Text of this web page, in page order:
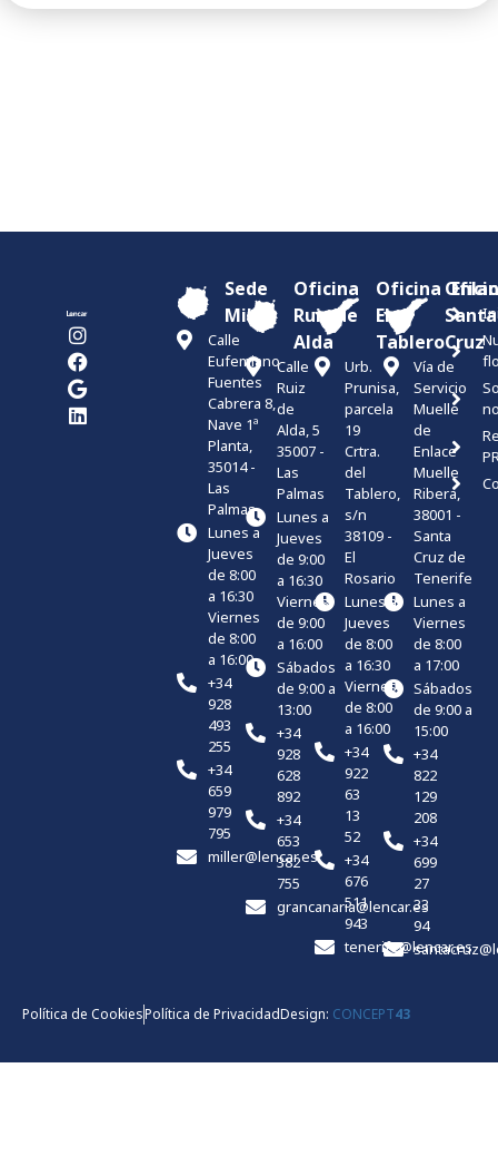
Sede
Miller
Calle
Eufemiano
Fuentes
Cabrera 8,
Nave 1ª
Planta,
35014 -
Las
Palmas
Lunes a
Jueves
de 8:00
a 16:30
Viernes
de 8:00
a 16:00
+34
928
493
255
+34
659
979
795
miller@lencar.es
Oficina
Ruiz de
Alda
Calle
Ruiz
de
Alda, 5
35007 -
Las
Palmas
Lunes a
Jueves
de 9:00
a 16:30
Viernes
de 9:00
a 16:00
Sábados
de 9:00 a
13:00
+34
928
628
892
+34
653
382
755
grancanaria@lencar.es
Oficina
El
Tablero
Urb.
Prunisa,
parcela
19
Crtra.
del
Tablero,
s/n
38109 -
El
Rosario
Lunes a
Jueves
de 8:00
a 16:30
Viernes
de 8:00
a 16:00
+34
922
63
13
52
+34
676
511
943
tenerife@lencar.es
Santa
Cruz
Vía de
Servicio
Muelle
de
Enlace
Muelle
Ribera,
38001 -
Santa
Cruz de
Tenerife
Lunes a
Viernes
de 8:00
a 17:00
Sábados
de 9:00 a
15:00
+34
822
129
208
+34
699
27
33
94
Política de CookiesPolítica de PrivacidadDesign: CONCEPT43